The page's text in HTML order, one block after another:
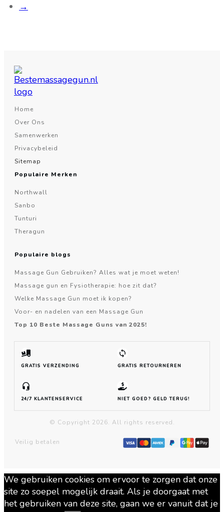
→
Home
Over Ons
Samenwerken
Privacybeleid
Sitemap
Populaire Merken
Northwall
Sanbo
Tunturi
Theragun
Populaire blogs
Massage Gun Gebruiken? Alles wat je moet weten!
Massage gun en Fysiotherapie: hoe zit dat?
Welke Massage Gun moet ik kopen?
Voor- en nadelen van een Massage Gun
Top 10 Beste Massage Guns van 2025!
GRATIS VERZENDING GRATIS RETOURNEREN
24/7 KLANTENSERVICE NIET GOED? GELD TERUG!
© Copyright 2026. All rights reserved.
Veilig betalen
We gebruiken cookies om ervoor te zorgen dat onze
site zo soepel mogelijk draait. Als je doorgaat met
het gebruiken van deze site, gaan we er vanuit dat je